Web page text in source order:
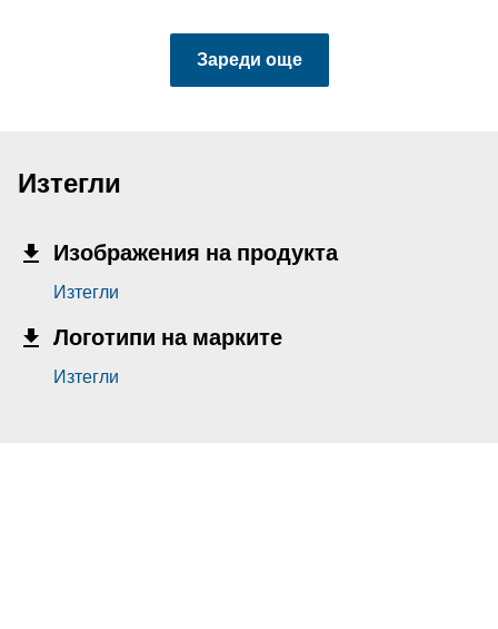
Зареди още
Изтегли
Изображения на продукта
Изтегли
Логотипи на марките
Изтегли